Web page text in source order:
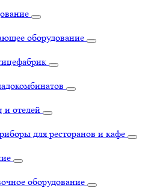
оборудование
и отелей
для ресторанов и кафе
оборудование